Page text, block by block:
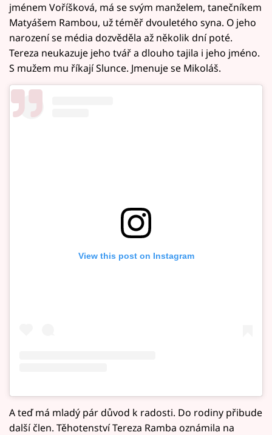
jménem Voříšková, má se svým manželem, tanečníkem
Matyášem Rambou, už téměř dvouletého syna. O jeho
narození se média dozvěděla až několik dní poté.
Tereza neukazuje jeho tvář a dlouho tajila i jeho jméno.
S mužem mu říkají Slunce. Jmenuje se Mikoláš.
View this post on Instagram
A teď má mladý pár důvod k radosti. Do rodiny přibude
další člen. Těhotenství Tereza Ramba oznámila na